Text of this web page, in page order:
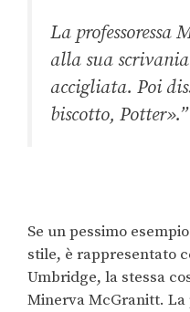
La professoressa
alla sua
accigliata. Poi
biscotto, Potter».”
Se un pessimo
stile, è rappresentato
Umbridge, la stessa
Minerva McGranitt.